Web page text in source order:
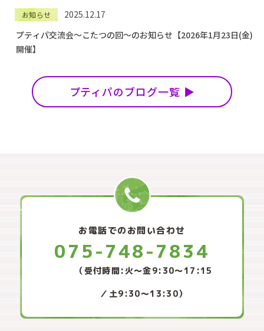
お知らせ
2025.12.17
プティパ交流会〜こたつの回〜のお知らせ【2026年1月23日(金)
開催】
プティパのブログ一覧
お電話でのお問い合わせ
075-748-7834
（受付時間:火〜金9:30〜17:15
／土9:30〜13:30）